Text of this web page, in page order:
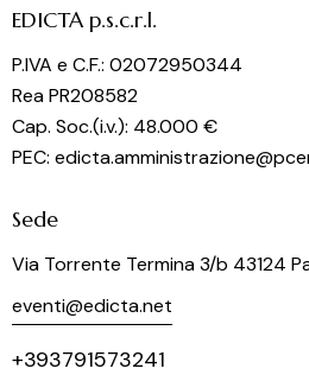
EDICTA p.s.c.r.l.
P.IVA e C.F.: 02072950344
Rea PR208582
Cap. Soc.(i.v.): 48.000 €
PEC:
Sede
Via Torrente Termina 3/b 43124
eventi@edicta.net
+393791573241